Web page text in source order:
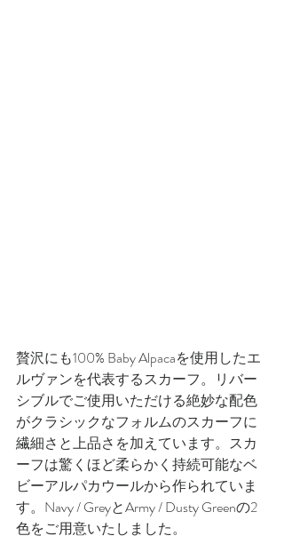
贅沢にも100% Baby Alpacaを使用したエ
ルヴァンを代表するスカーフ。リバー
シブルでご使用いただける絶妙な配色
がクラシックなフォルムのスカーフに
繊細さと上品さを加えています。スカ
ーフは驚くほど柔らかく持続可能なベ
ビーアルパカウールから作られていま
す。Navy / GreyとArmy / Dusty Greenの2
色をご用意いたしました。